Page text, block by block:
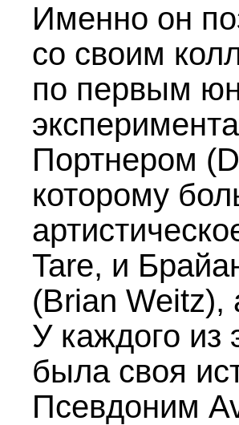
Именно он
со своим
по первым
Портнером
которому
Tare, и
(Brian Weitz),
У каждого из
была своя
Псевдоним